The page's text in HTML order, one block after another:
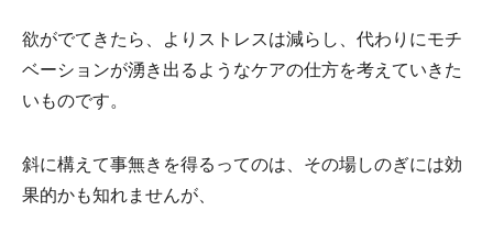
欲がでてきたら、よりストレスは減らし、代わりにモチ
ベーションが湧き出るようなケアの仕方を考えていきた
いものです。
斜に構えて事無きを得るってのは、その場しのぎには効
果的かも知れませんが、